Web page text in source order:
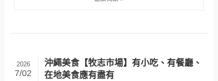
沖繩美食【牧志市場】有小吃、有餐廳、
在地美食應有盡有
2026
7/02